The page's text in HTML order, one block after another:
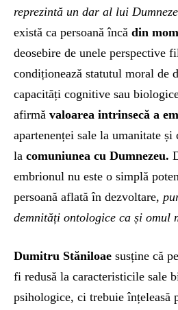
reprezintă un dar al lui
există ca persoană încă din
deosebire de unele perspective
condiționează statutul moral de
capacități cognitive sau
afirmă valoarea intrinsecă a
apartenenței sale la umanitate și
la comuniunea cu Dumnezeu.
embrionul nu este o simplă
persoană aflată în dezvoltare,
demnități ontologice ca și omul
Dumitru Stăniloae susține că
fi redusă la caracteristicile sale
psihologice, ci trebuie înțeleasă